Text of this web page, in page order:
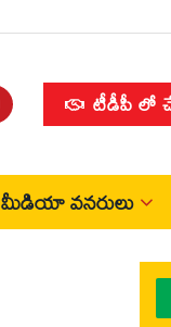
టీడీపీ లో
మీడియా వనరులు